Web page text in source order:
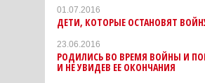
01.07.2016
ДЕТИ, КОТОРЫЕ ОСТАНОВЯТ
23.06.2016
РОДИЛИСЬ ВО ВРЕМЯ ВОЙНЫ И
И НЕ УВИДЕВ ЕЕ ОКОНЧАНИЯ